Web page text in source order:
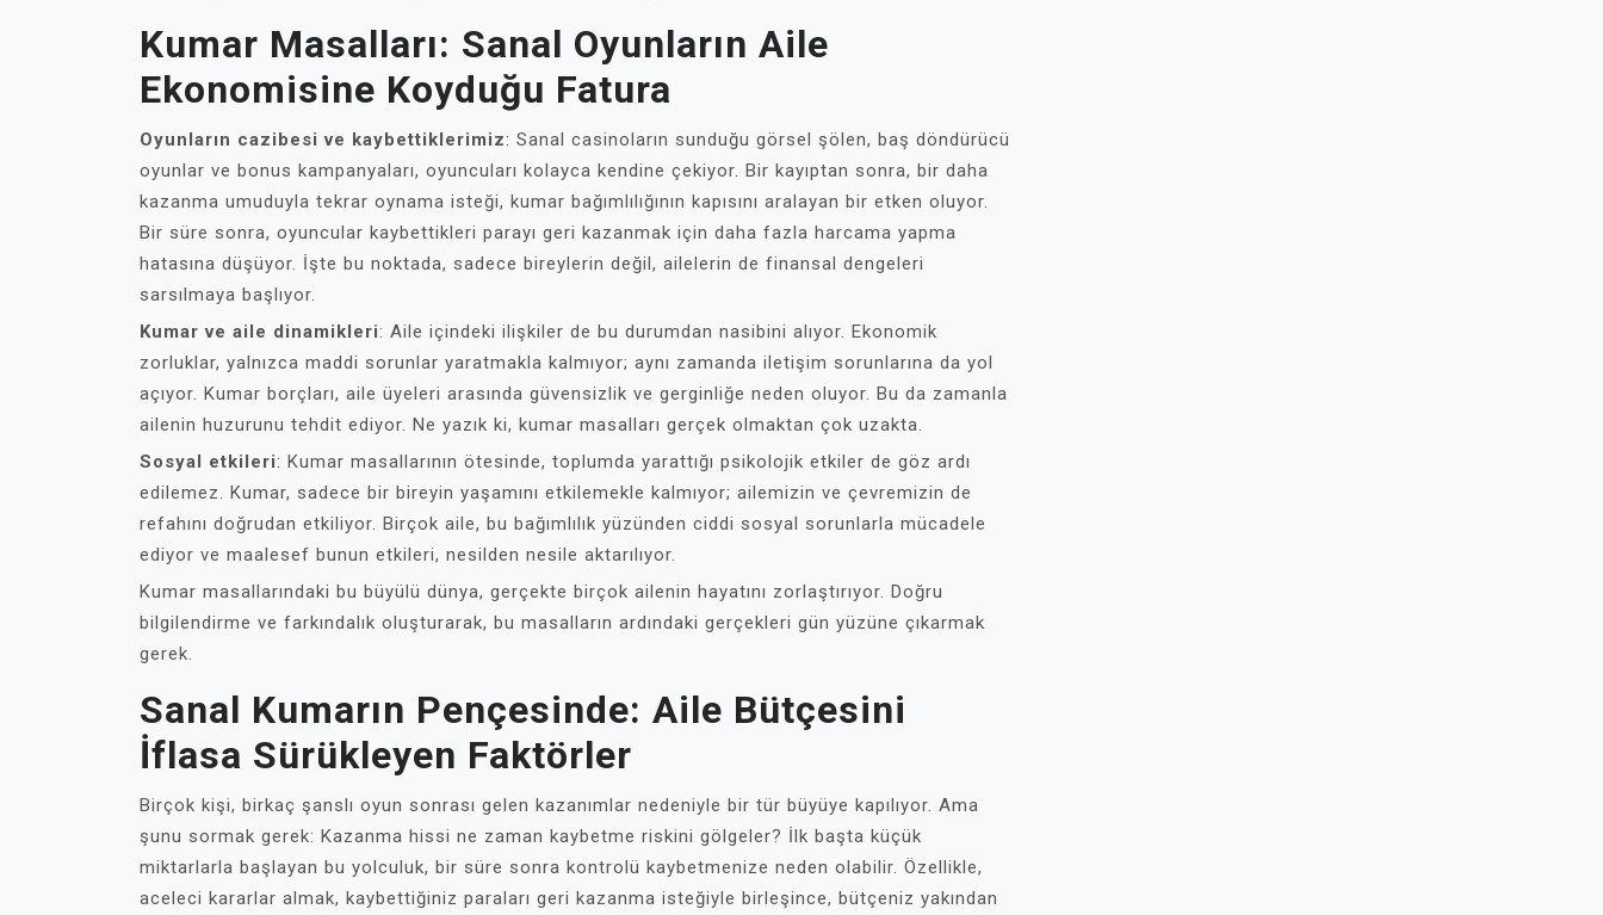
Kumar Masalları: Sanal Oyunların Aile
Ekonomisine Koyduğu Fatura
Oyunların cazibesi ve kaybettiklerimiz: Sanal casinoların sunduğu görsel şölen, baş döndürücü
oyunlar ve bonus kampanyaları, oyuncuları kolayca kendine çekiyor. Bir kayıptan sonra, bir daha
kazanma umuduyla tekrar oynama isteği, kumar bağımlılığının kapısını aralayan bir etken oluyor.
Bir süre sonra, oyuncular kaybettikleri parayı geri kazanmak için daha fazla harcama yapma
hatasına düşüyor. İşte bu noktada, sadece bireylerin değil, ailelerin de finansal dengeleri
sarsılmaya başlıyor.
Kumar ve aile dinamikleri: Aile içindeki ilişkiler de bu durumdan nasibini alıyor. Ekonomik
zorluklar, yalnızca maddi sorunlar yaratmakla kalmıyor; aynı zamanda iletişim sorunlarına da yol
açıyor. Kumar borçları, aile üyeleri arasında güvensizlik ve gerginliğe neden oluyor. Bu da zamanla
ailenin huzurunu tehdit ediyor. Ne yazık ki, kumar masalları gerçek olmaktan çok uzakta.
Sosyal etkileri: Kumar masallarının ötesinde, toplumda yarattığı psikolojik etkiler de göz ardı
edilemez. Kumar, sadece bir bireyin yaşamını etkilemekle kalmıyor; ailemizin ve çevremizin de
refahını doğrudan etkiliyor. Birçok aile, bu bağımlılık yüzünden ciddi sosyal sorunlarla mücadele
ediyor ve maalesef bunun etkileri, nesilden nesile aktarılıyor.
Kumar masallarındaki bu büyülü dünya, gerçekte birçok ailenin hayatını zorlaştırıyor. Doğru
bilgilendirme ve farkındalık oluşturarak, bu masalların ardındaki gerçekleri gün yüzüne çıkarmak
gerek.
Sanal Kumarın Pençesinde: Aile Bütçesini
İflasa Sürükleyen Faktörler
Birçok kişi, birkaç şanslı oyun sonrası gelen kazanımlar nedeniyle bir tür büyüye kapılıyor. Ama
şunu sormak gerek: Kazanma hissi ne zaman kaybetme riskini gölgeler? İlk başta küçük
miktarlarla başlayan bu yolculuk, bir süre sonra kontrolü kaybetmenize neden olabilir. Özellikle,
aceleci kararlar almak, kaybettiğiniz paraları geri kazanma isteğiyle birleşince, bütçeniz yakından